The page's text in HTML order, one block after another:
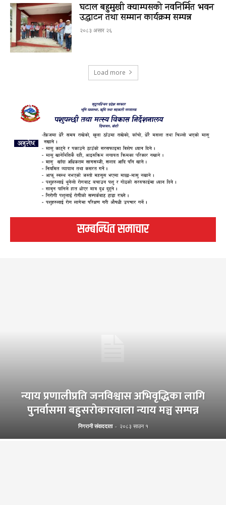
घटाल बहुमुखी क्याम्पसको नवनिर्मित भवन
उद्घाटन तथा सम्मान कार्यक्रम सम्पन्न
२०८३ असार २६
Load more
सम्बन्धित समाचार
न्याय प्रणालीप्रति जनविश्वास अभिवृद्धिका लागि
पुनर्वासमा बहुसरोकारवाला न्याय मञ्च सम्पन्न
निगरानी संवाददाता - २०८३ साउन १